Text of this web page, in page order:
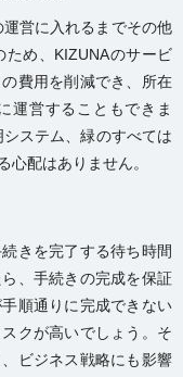
営に入れるまでその他
め、KIZUNAのサービ
費用を削減でき、所在
運営することもできま
ステム、緑のすべては
心配はありません。
きを完了する待ち時間
、手続きの完成を保証
順通りに完成できない
クが高いでしょう。そ
ビジネス戦略にも影響